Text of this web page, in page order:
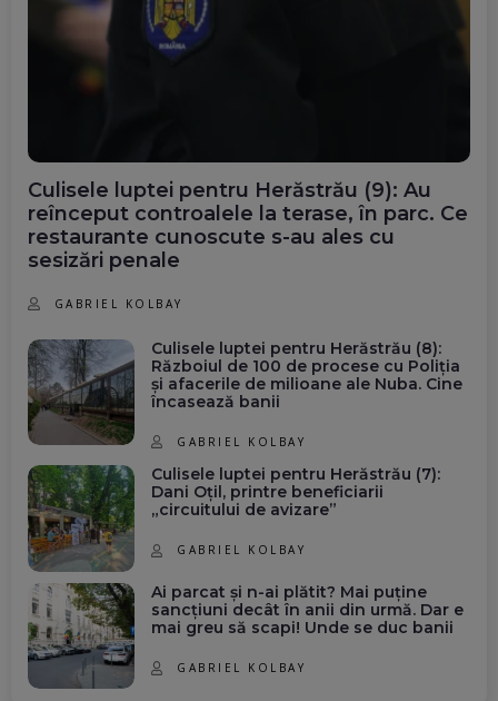
Culisele luptei pentru Herăstrău (9): Au
reînceput controalele la terase, în parc. Ce
restaurante cunoscute s-au ales cu
sesizări penale
GABRIEL KOLBAY
Culisele luptei pentru Herăstrău (8):
Războiul de 100 de procese cu Poliția
și afacerile de milioane ale Nuba. Cine
încasează banii
GABRIEL KOLBAY
Culisele luptei pentru Herăstrău (7):
Dani Oțil, printre beneficiarii
„circuitului de avizare”
GABRIEL KOLBAY
Ai parcat și n-ai plătit? Mai puține
sancțiuni decât în anii din urmă. Dar e
mai greu să scapi! Unde se duc banii
GABRIEL KOLBAY